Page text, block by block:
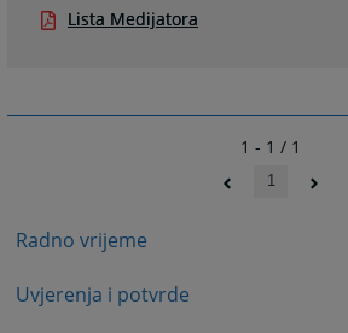
Radno vrijeme
Uvjerenja i potvrde
Lista Medijatora
1 - 1 / 1
1